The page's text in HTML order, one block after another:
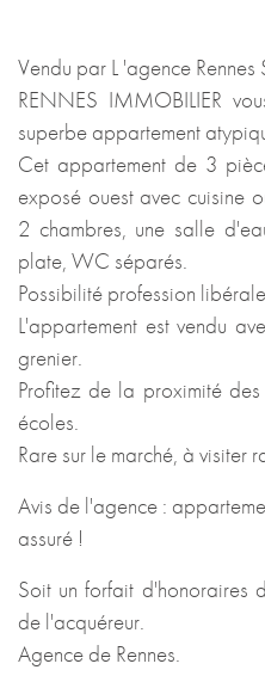
Vendu par L 'agence Rennes
RENNES IMMOBILIER
superbe appartement
Cet appartement de 3
exposé ouest avec cuisine
2 chambres, une salle
plate, WC séparés.
Possibilité profession
L'appartement est vendu
grenier.
Profitez de la proximité
écoles.
Rare sur le marché, à visiter
Avis de l'agence :
assuré !
Soit un forfait
de l'acquéreur.
Agence de Rennes.